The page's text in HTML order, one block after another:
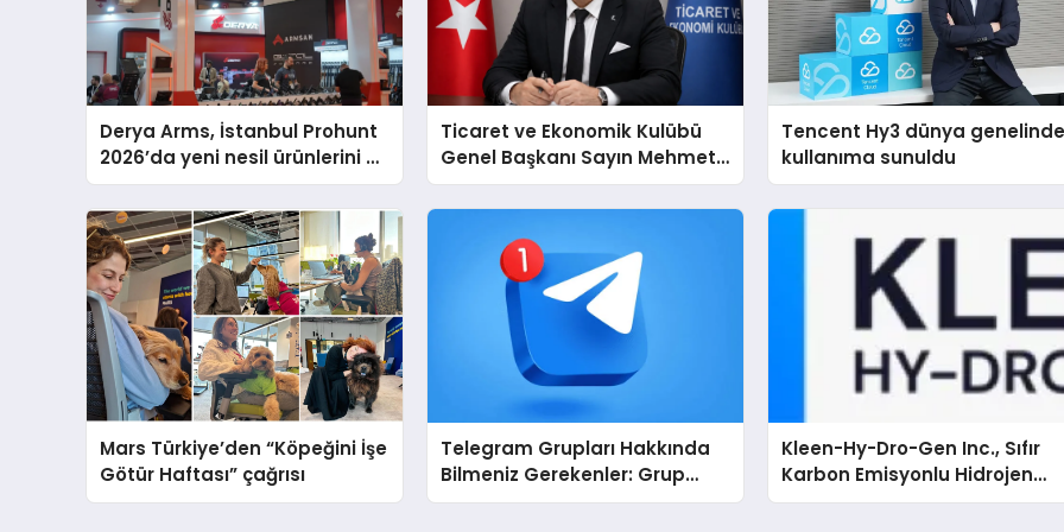
Derya Arms, İstanbul Prohunt
2026’da yeni nesil ürünlerini ve
global marka vizyonunu
sergiledi
Ticaret ve Ekonomik Kulübü
Genel Başkanı Sayın Mehmet
Ulutaş, ekonomiye dair yaptığı
açıklamada şunları kaydetti:
Tencent Hy3 dünya
kullanıma sunuldu
Mars Türkiye’den “Köpeğini İşe
Götür Haftası” çağrısı
Telegram Grupları Hakkında
Bilmeniz Gerekenler: Grup
Sahipleri İçin Telegram’da
Kleen-Hy-Dro-Gen Inc., Sıfır
Karbon Emisyonlu Hidrojen
Isıtma Teknolojisinde ISO ve